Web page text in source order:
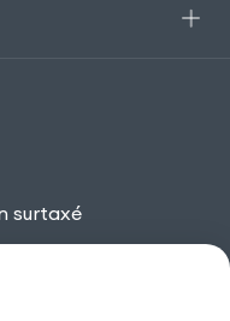
surtaxé